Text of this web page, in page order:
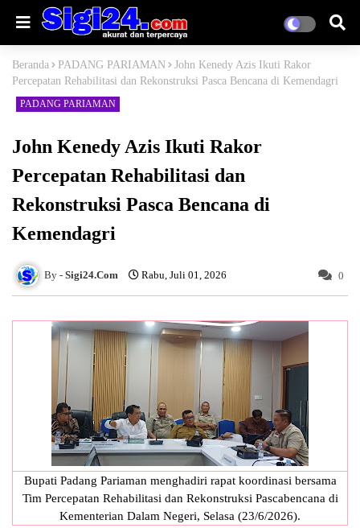
Beranda PADANG PARIAMAN
John Kenedy Azis Ikuti Rakor
Percepatan Rehabilitasi dan Rekonstruksi Pasca Bencana di Kemendagri
PADANG PARIAMAN
John Kenedy Azis Ikuti Rakor
Percepatan Rehabilitasi dan
Rekonstruksi Pasca Bencana di
Kemendagri
Sigi24.Com Rabu, Juli 01, 2026 0
Bupati Padang Pariaman menghadiri rapat koordinasi bersama
Tim Percepatan Rehabilitasi dan Rekonstruksi Pascabencana di
Kementerian Dalam Negeri, Selasa (23/6/2026).